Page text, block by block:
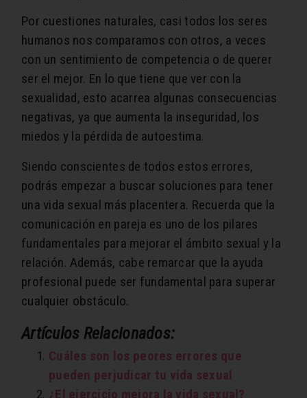
Por cuestiones naturales, casi todos los seres
humanos nos comparamos con otros, a veces
con un sentimiento de competencia o de querer
ser el mejor. En lo que tiene que ver con la
sexualidad, esto acarrea algunas consecuencias
negativas, ya que aumenta la inseguridad, los
miedos y la pérdida de autoestima.
Siendo conscientes de todos estos errores,
podrás empezar a buscar soluciones para tener
una vida sexual más placentera. Recuerda que la
comunicación en pareja es uno de los pilares
fundamentales para mejorar el ámbito sexual y la
relación. Además, cabe remarcar que la ayuda
profesional puede ser fundamental para superar
cualquier obstáculo.
Artículos Relacionados:
Cuáles son los peores errores que
pueden perjudicar tu vida sexual
¿El ejercicio mejora la vida sexual?